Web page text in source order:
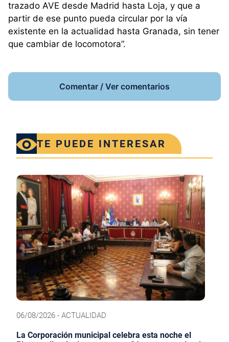
trazado AVE desde Madrid hasta Loja, y que a
partir de ese punto pueda circular por la vía
existente en la actualidad hasta Granada, sin tener
que cambiar de locomotora”.
Comentar / Ver comentarios
TE PUEDE INTERESAR
06/08/2026 - ACTUALIDAD
La Corporación municipal celebra esta noche el